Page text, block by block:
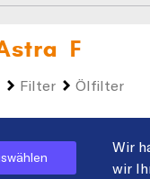
F
Filter Ölfilter
Wir
wir